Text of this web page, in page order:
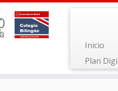
Inicio
Plan